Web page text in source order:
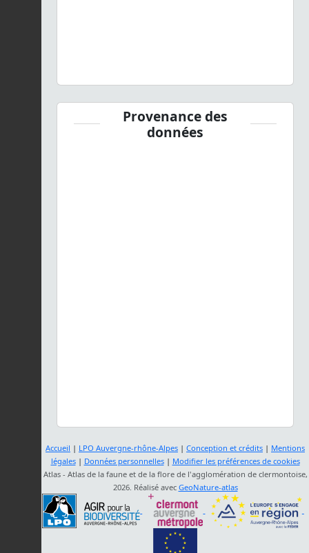
Provenance des
données
Accueil | LPO Auvergne-rhône-Alpes | Conception et crédits | Mentions
légales| Données personnelles| Modifier les préférences de cookies
Atlas - Atlas de la faune et de la flore de l'agglomération de clermontoise,
2026. Réalisé avec GeoNature-atlas